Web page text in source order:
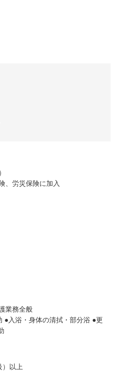
、労災保険に加入
業務全般
●入浴・身体の清拭・部分浴 ●更
）以上